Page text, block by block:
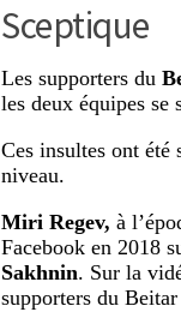
Sceptique
Les supporters du
les deux équipes se
Ces insultes ont été
niveau.
Miri Regev, à
Facebook en 2018
Sakhnin. Sur la
supporters du